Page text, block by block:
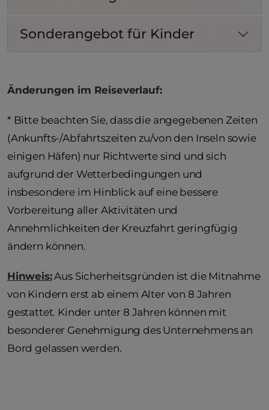
Sonderangebot für Kinder
Änderungen im Reiseverlauf:
* Bitte beachten Sie, dass die angegebenen Zeiten
(Ankunfts-/Abfahrtszeiten zu/von den Inseln sowie
einigen Häfen) nur Richtwerte sind und sich
aufgrund der Wetterbedingungen und
insbesondere im Hinblick auf eine bessere
Vorbereitung aller Aktivitäten und
Annehmlichkeiten der Kreuzfahrt geringfügig
ändern können.
Hinweis:Aus Sicherheitsgründen ist die Mitnahme
von Kindern erst ab einem Alter von 8 Jahren
gestattet. Kinder unter 8 Jahren können mit
besonderer Genehmigung des Unternehmens an
Bord gelassen werden.